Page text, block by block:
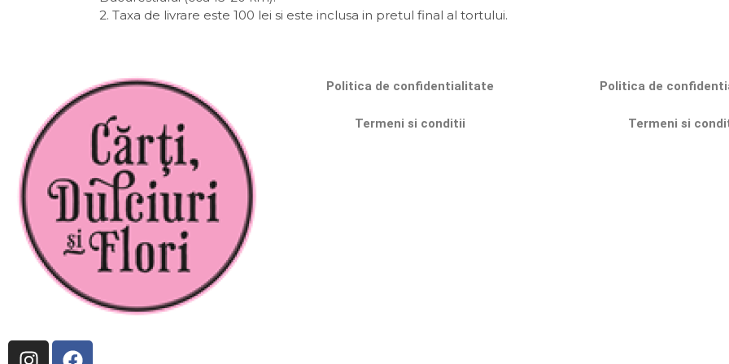
2. Taxa de livrare este 100 lei si este inclusa in pretul final al tortului.
Politica de confidentialitate
Termeni si conditii
Politica de
Termeni si